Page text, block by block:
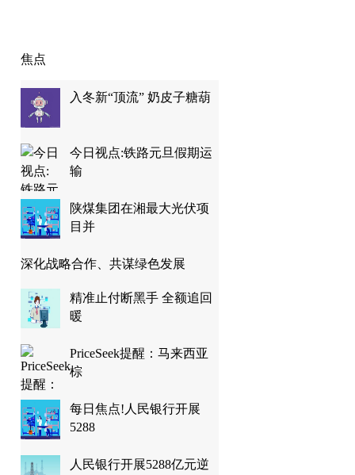
焦点
入冬新“顶流” 奶皮子糖葫
今日视点:铁路元旦假期运
输
陕煤集团在湘最大光伏项
目并
深化战略合作、共谋绿色发展
精准止付断黑手 全额追回
暖
PriceSeek提醒：马来西亚
棕
每日焦点!人民银行开展
5288
人民银行开展5288亿元逆